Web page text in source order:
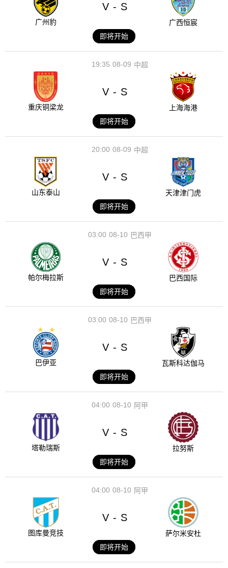
广州豹
V - S
广西恒宸
即将开始
08-09
19:35 中超
重庆铜梁龙
V - S
上海海港
即将开始
08-09
20:00 中超
山东泰山
V - S
天津津门虎
即将开始
08-10
03:00 巴西甲
帕尔梅拉斯
V - S
巴西国际
即将开始
08-10
03:00 巴西甲
巴伊亚
V - S
瓦斯科达伽马
即将开始
08-10
04:00 阿甲
塔勒瑞斯
V - S
拉努斯
即将开始
08-10
04:00 阿甲
图库曼竞技
V - S
萨尔米安杜
即将开始